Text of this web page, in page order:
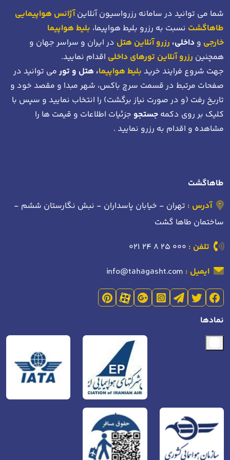
شما می توانید در سامانه رزرواسیون آنلاینآژانس هواپیمایی
طاهاگشت نسبت به رزرو بلیط هواپیما، بلیط هواپیما
خارجی و داخلی، رزرو آنلاین هتل در ایران و سراسر جهان و
همچنین رزرو آنلاین تورهای داخلی اقدام نمایید.
جهت شروع فرایند خرید بلیط هواپیما، هتل و تورمی توانید در
صفحات مرتبط در قسمت سرچ باکس، شهر مبدا و مقصد خود و
تاریخ رفت (و در صورت نیاز برگشت) را انتخاب نمایید و سپس با
کلیک بر روی دکمه جستجو جزئیات اطلاعات و قیمت ها را
مشاهده و اقدام به رزرو نمایید .
طاهاگشت
آدرس : تهران - خیابان پاسداران - نبش نگارستان ششم -
ساختمان طاها گشت
تلفن : 021 24 8 25 000
ایمیل : info@tahagasht.com
نمادها